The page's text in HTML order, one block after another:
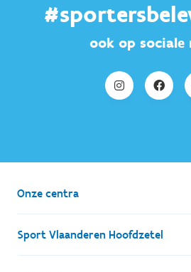
ook op sociale
Onze centra
Sport Vlaanderen Hoofdzetel